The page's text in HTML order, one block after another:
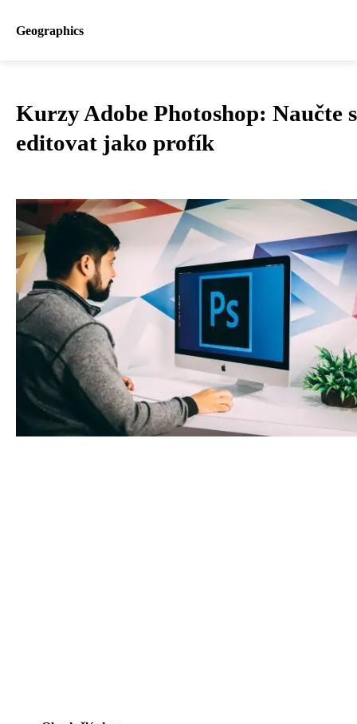
Geographics
Kurzy Adobe Photoshop: Naučte
editovat jako profík